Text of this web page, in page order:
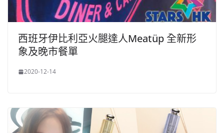
西班牙伊比利亞火腿達人Meatüp 全新形
象及晚市餐單
2020-12-14